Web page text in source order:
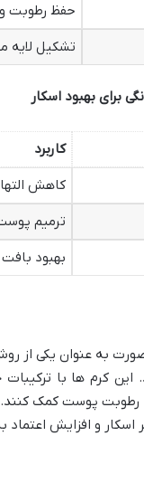
حفظ رطوبت
تشکیل لایه
برای بهبود اسکار
کاربرد
کاهش
ترمیم
بهبود
به عنوان یکی از
این کرم ها با
رطوبت پوست کمک
اسکار و افزایش